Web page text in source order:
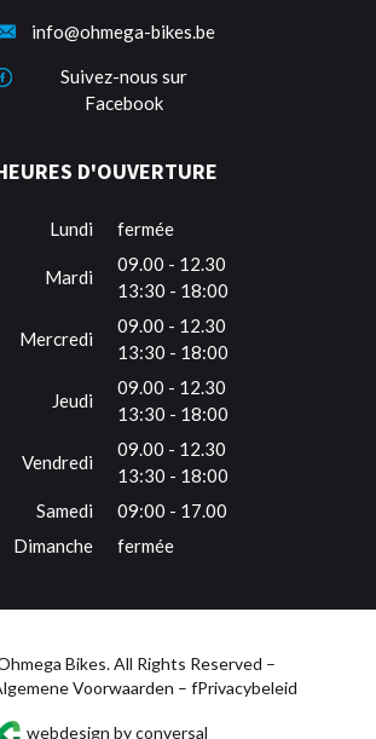
info@ohmega-bikes.be
Suivez-nous sur
Facebook
D'OUVERTURE
Lundi fermée
Mardi
09.00 - 12.30
13:30 - 18:00
Mercredi
09.00 - 12.30
13:30 - 18:00
Jeudi
09.00 - 12.30
13:30 - 18:00
Vendredi
09.00 - 12.30
13:30 - 18:00
Samedi
09:00 - 17.00
Dimanche
fermée
Bikes. All Rights Reserved –
Voorwaarden – fPrivacybeleid
webdesign by conversal